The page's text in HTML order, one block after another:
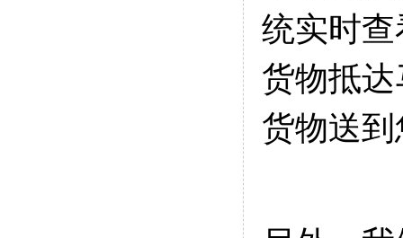
统实时
货物抵
货物送